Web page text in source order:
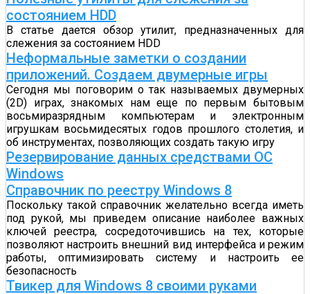
состоянием HDD
В статье дается обзор утилит, предназначенных для
слежения за состоянием HDD
Неформальные заметки о создании
приложений. Создаем двумерные игры
Сегодня мы поговорим о так называемых двумерных
(2D) играх, знакомых нам еще по первым бытовым
восьмиразрядным компьютерам и электронным
игрушкам восьмидесятых годов прошлого столетия, и
об инструментах, позволяющих создать такую игру
Резервирование данных средствами ОС
Windows
Справочник по реестру Windows 8
Поскольку такой справочник желательно всегда иметь
под рукой, мы приведем описание наиболее важных
ключей реестра, сосредоточившись на тех, которые
позволяют настроить внешний вид интерфейса и режим
работы, оптимизировать систему и настроить ее
безопасность
Твикер для Windows 8 своими руками